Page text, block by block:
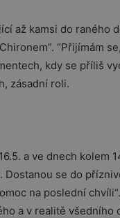
až kamsi do raného
“Přijímám
kdy se příliš
zásadní roli.
a ve dnech kolem
Dostanou se do
na poslední
a v realitě všedního